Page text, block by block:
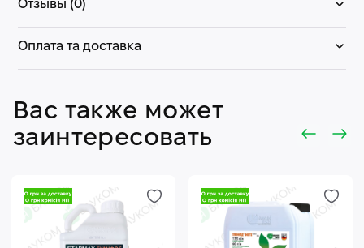
Отзывы (0)
Оплата та доставка
Вас также может
заинтересовать